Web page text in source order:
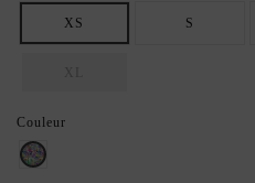
XS S
Couleur
Imprimé